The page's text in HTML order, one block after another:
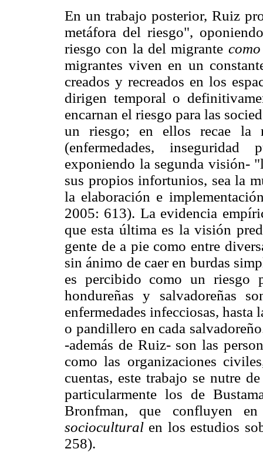
En un trabajo posterior, Ruiz
metáfora del riesgo",
riesgo con la del migrante como
migrantes viven en un
creados y recreados en los
dirigen temporal o
encarnan el riesgo para las
un riesgo; en ellos recae la
(enfermedades,
exponiendo la segunda visión-
sus propios infortunios, sea la
la elaboración e
2005: 613). La evidencia
que esta última es la visión
gente de a pie como entre
sin ánimo de caer en burdas
es percibido como un riesgo
hondureñas y salvadoreñas
enfermedades infecciosas,
o pandillero en cada
-además de Ruiz- son las
como las organizaciones
cuentas, este trabajo se nutre
particularmente los de
Bronfman, que confluyen
sociocultural en los estudios
258).